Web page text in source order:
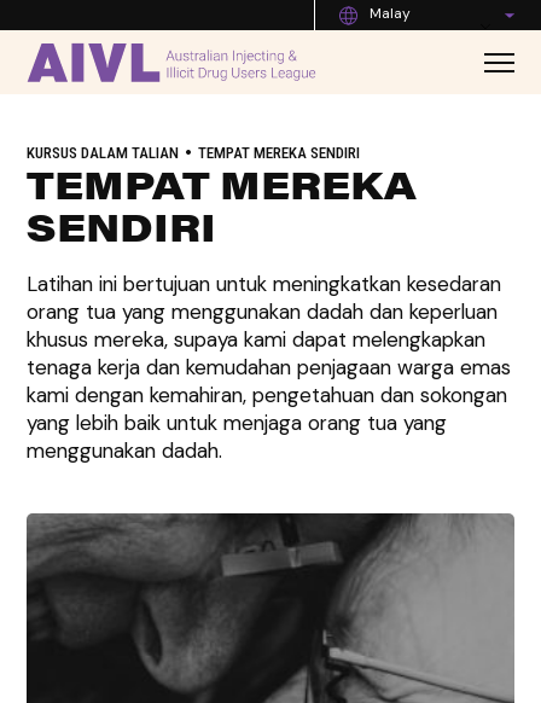
Malay
KURSUS DALAM TALIAN • TEMPAT MEREKA SENDIRI
TEMPAT MEREKA
SENDIRI
Latihan ini bertujuan untuk meningkatkan kesedaran
orang tua yang menggunakan dadah dan keperluan
khusus mereka, supaya kami dapat melengkapkan
tenaga kerja dan kemudahan penjagaan warga emas
kami dengan kemahiran, pengetahuan dan sokongan
yang lebih baik untuk menjaga orang tua yang
menggunakan dadah.